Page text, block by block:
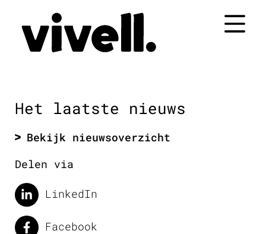
inhoud
springen
Het laatste nieuws
Bekijk nieuwsoverzicht
Delen via
LinkedIn
Facebook